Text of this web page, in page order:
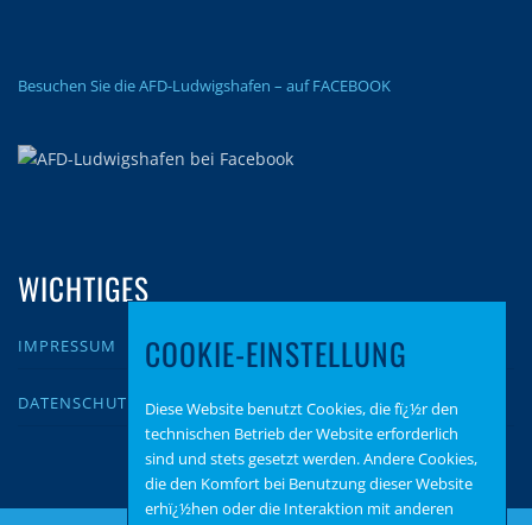
Besuchen Sie die AFD-Ludwigshafen – auf FACEBOOK
WICHTIGES
IMPRESSUM
DATENSCHUTZ
COOKIE-EINSTELLUNG
Diese Website benutzt Cookies, die fï¿½r den
technischen Betrieb der Website erforderlich
sind und stets gesetzt werden. Andere Cookies,
die den Komfort bei Benutzung dieser Website
erhï¿½hen oder die Interaktion mit anderen